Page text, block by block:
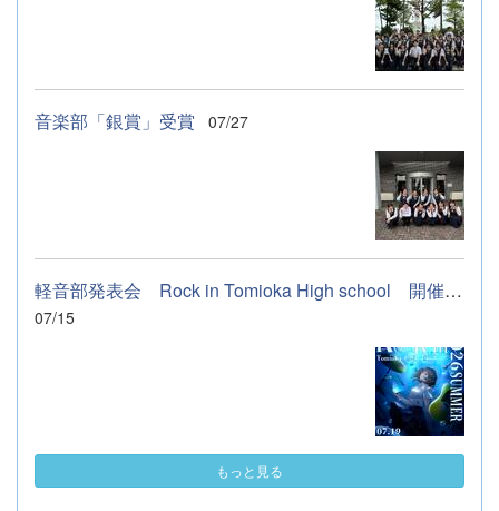
音楽部「銀賞」受賞 07/27
軽音部発表会 Rock in Tomioka High school 開催します
07/15
もっと見る